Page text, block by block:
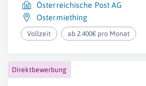
Österreichische Post AG
Ostermiething
Vollzeit ab 2.400€ pro Monat
Direktbewerbung